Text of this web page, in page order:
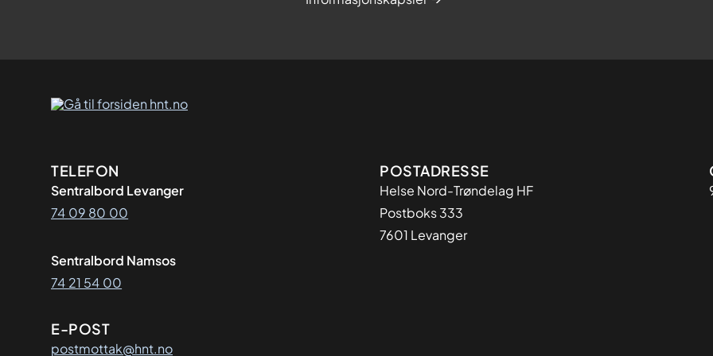
Kontaktinformasjon
TELEFON
Sentralbord Levanger
74 09 80 00
Sentralbord Namsos
74 21 54 00
E-POST
postmottak@hnt.no
Adresse
POSTADRESSE
Helse Nord-Trøndelag HF
Postboks 333
7601 Levanger